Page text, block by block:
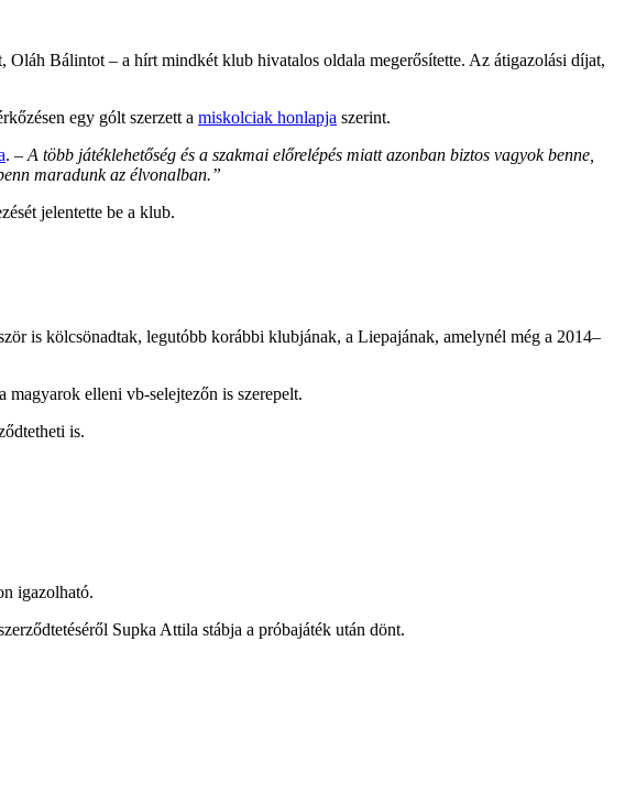
Bálintot – a hírt mindkét klub hivatalos oldala megerősítette. Az átigazolási díjat,
egy gólt szerzett a miskolciak honlapja szerint.
. – A több játéklehetőség és a szakmai előrelépés miatt azonban biztos vagyok benne,
maradunk az élvonalban.”
jelentette be a klub.
is kölcsönadtak, legutóbb korábbi klubjának, a Liepajának, amelynél még a 2014–
magyarok elleni vb-selejtezőn is szerepelt.
is.
igazolható.
Supka Attila stábja a próbajáték után dönt.